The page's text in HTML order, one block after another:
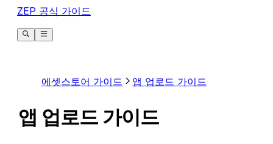
ZEP 공식 가이드
에셋스토어 가이드 앱 업로드 가이드
앱 업로드 가이드